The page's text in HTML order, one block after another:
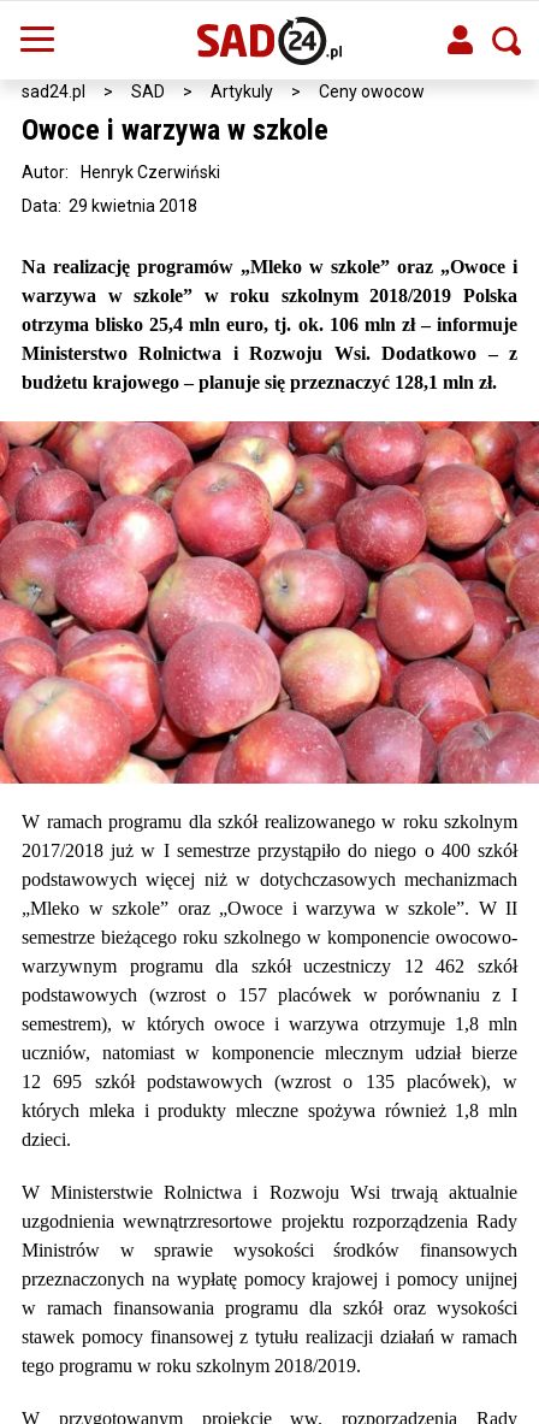
sad24.pl > SAD > Artykuly > Ceny owocow
Owoce i warzywa w szkole
Data: 29 kwietnia 2018
Autor: Henryk Czerwiński
Na realizację programów „Mleko w szkole” oraz „Owoce i
warzywa w szkole” w roku szkolnym 2018/2019 Polska
otrzyma blisko 25,4 mln euro, tj. ok. 106 mln zł – informuje
Ministerstwo Rolnictwa i Rozwoju Wsi. Dodatkowo – z
budżetu krajowego – planuje się przeznaczyć 128,1 mln zł.
W ramach programu dla szkół realizowanego w roku szkolnym
2017/2018 już w I semestrze przystąpiło do niego o 400 szkół
podstawowych więcej niż w dotychczasowych mechanizmach
„Mleko w szkole” oraz „Owoce i warzywa w szkole”. W II
semestrze bieżącego roku szkolnego w komponencie owocowo-
warzywnym programu dla szkół uczestniczy 12 462 szkół
podstawowych (wzrost o 157 placówek w porównaniu z I
semestrem), w których owoce i warzywa otrzymuje 1,8 mln
uczniów, natomiast w komponencie mlecznym udział bierze
12 695 szkół podstawowych (wzrost o 135 placówek), w
których mleka i produkty mleczne spożywa również 1,8 mln
dzieci.
W Ministerstwie Rolnictwa i Rozwoju Wsi trwają aktualnie
uzgodnienia wewnątrzresortowe projektu rozporządzenia Rady
Ministrów w sprawie wysokości środków finansowych
przeznaczonych na wypłatę pomocy krajowej i pomocy unijnej
w ramach finansowania programu dla szkół oraz wysokości
stawek pomocy finansowej z tytułu realizacji działań w ramach
tego programu w roku szkolnym 2018/2019.
W przygotowanym projekcie ww. rozporządzenia Rady